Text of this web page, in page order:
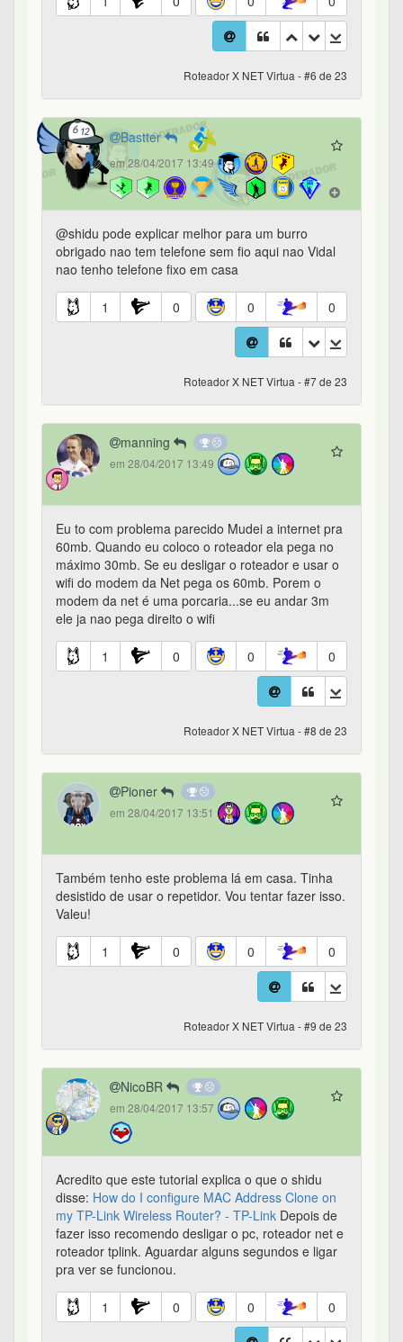
Roteador X NET Virtua - #6 de 23
Bastter
em 28/04/2017 13:49
@shidu pode explicar melhor para um burro
obrigado nao tem telefone sem fio aqui nao Vidal
nao tenho telefone fixo em casa
1 0 0 0
Roteador X NET Virtua - #7 de 23
manning
em 28/04/2017 13:49
Eu to com problema parecido Mudei a internet pra
60mb. Quando eu coloco o roteador ela pega no
máximo 30mb. Se eu desligar o roteador e usar o
wifi do modem da Net pega os 60mb. Porem o
modem da net é uma porcaria...se eu andar 3m
ele ja nao pega direito o wifi
1 0 0 0
Roteador X NET Virtua - #8 de 23
Pioner
em 28/04/2017 13:51
Também tenho este problema lá em casa. Tinha
desistido de usar o repetidor. Vou tentar fazer isso.
Valeu!
1 0 0 0
Roteador X NET Virtua - #9 de 23
NicoBR
em 28/04/2017 13:57
Acredito que este tutorial explica o que o shidu
disse: How do I configure MAC Address Clone on
my TP-Link Wireless Router? - TP-Link Depois de
fazer isso recomendo desligar o pc, roteador net e
roteador tplink. Aguardar alguns segundos e ligar
pra ver se funcionou.
1 0 0 0